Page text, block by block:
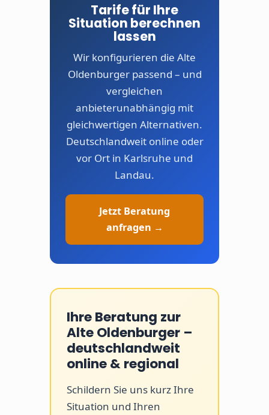
Tarife für Ihre
Situation berechnen
lassen
Wir konfigurieren die Alte
Oldenburger passend – und
vergleichen
anbieterunabhängig mit
gleichwertigen Alternativen.
Deutschlandweit online oder
vor Ort in Karlsruhe und
Landau.
Jetzt Beratung
anfragen →
Ihre Beratung zur
Alte Oldenburger –
deutschlandweit
online & regional
Schildern Sie uns kurz Ihre
Situation und Ihren